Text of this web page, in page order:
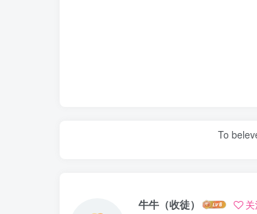
To
牛牛（收徒）